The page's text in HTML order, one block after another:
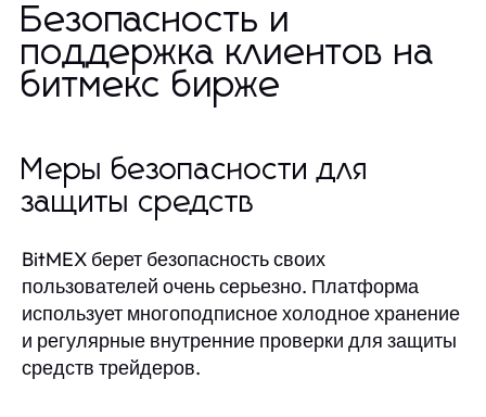
Безопасность и
поддержка клиентов на
битмекс бирже
Меры безопасности для
защиты средств
BitMEX берет безопасность своих
пользователей очень серьезно. Платформа
использует многоподписное холодное хранение
и регулярные внутренние проверки для защиты
средств трейдеров.